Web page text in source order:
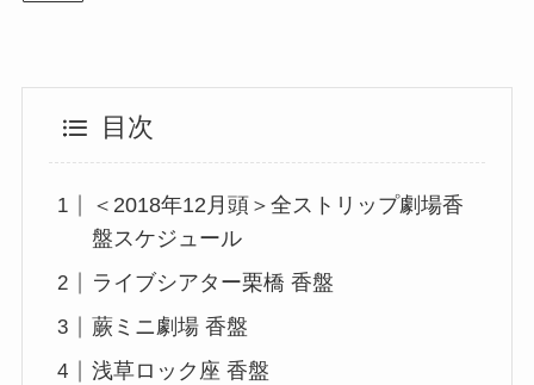
目次
＜2018年12月頭＞全ストリップ劇場香
盤スケジュール
ライブシアター栗橋 香盤
蕨ミニ劇場 香盤
浅草ロック座 香盤